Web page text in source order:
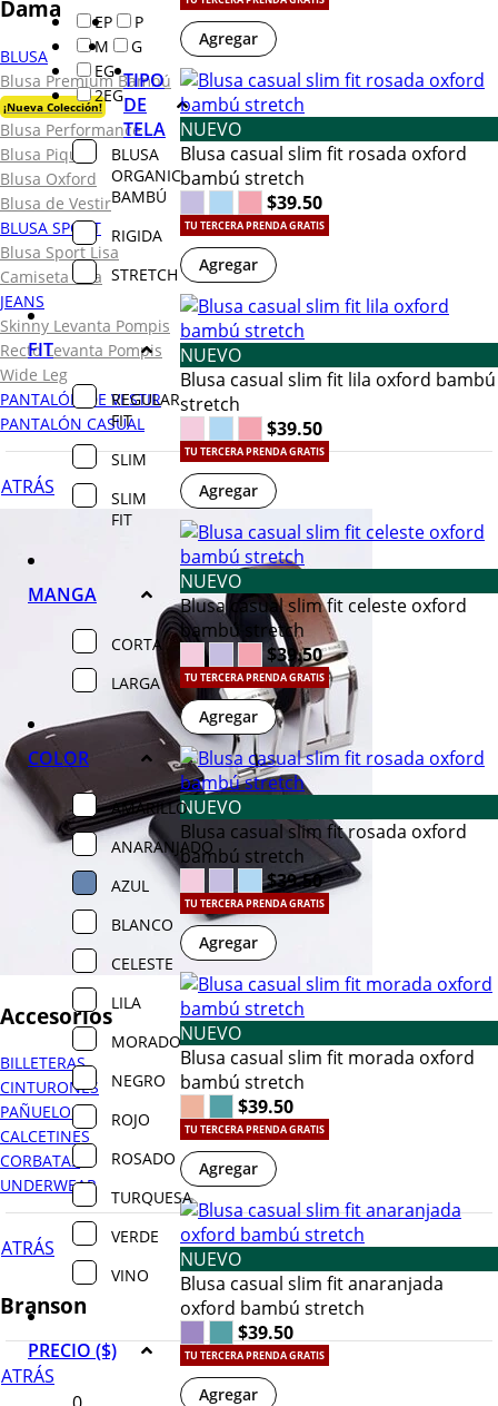
Dama
BLUSA
Blusa Premium Bambú
¡Nueva Colección!
Blusa Performance
Blusa Piqué
Blusa Oxford
Blusa de Vestir
BLUSA SPORT
Blusa Sport Lisa
Camiseta Lisa
JEANS
Skinny Levanta Pompis
Recto Levanta Pompis
Wide Leg
PANTALÓN DE VESTIR
PANTALÓN CASUAL
ATRÁS
Accesorios
BILLETERAS
CINTURONES
PAÑUELOS
CALCETINES
CORBATAS
UNDERWEAR
ATRÁS
Branson
ATRÁS
EP
P
M
G
EG
2EG
TIPO
DE
TELA
BLUSA
ORGANIC
BAMBÚ
RIGIDA
STRETCH
FIT
REGULAR
FIT
SLIM
SLIM
FIT
MANGA
CORTA
LARGA
COLOR
AMARILLO
ANARANJADO
AZUL
BLANCO
CELESTE
LILA
MORADO
NEGRO
ROJO
ROSADO
TURQUESA
VERDE
VINO
PRECIO ($)
Agregar
NUEVO
Blusa casual slim fit rosada oxford
bambú stretch
$39.50
TU TERCERA PRENDA GRATIS
Agregar
NUEVO
Blusa casual slim fit lila oxford bambú
stretch
$39.50
TU TERCERA PRENDA GRATIS
Agregar
NUEVO
Blusa casual slim fit celeste oxford
bambú stretch
$39.50
TU TERCERA PRENDA GRATIS
Agregar
NUEVO
Blusa casual slim fit rosada oxford
bambú stretch
$39.50
TU TERCERA PRENDA GRATIS
Agregar
NUEVO
Blusa casual slim fit morada oxford
bambú stretch
$39.50
TU TERCERA PRENDA GRATIS
Agregar
NUEVO
Blusa casual slim fit anaranjada
oxford bambú stretch
$39.50
TU TERCERA PRENDA GRATIS
Agregar